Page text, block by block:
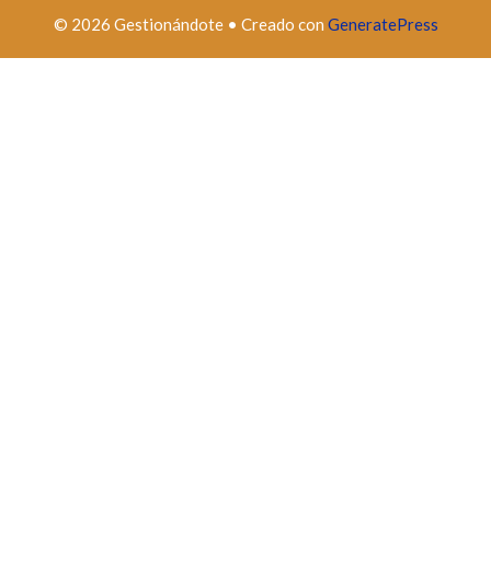
© 2026 Gestionándote• Creado con GeneratePress